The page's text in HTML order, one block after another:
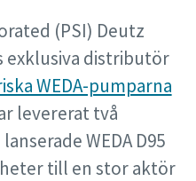
(PSI) Deutz
exklusiva distributör
WEDA-pumparna
levererat två
WEDA D95
till en stor aktör